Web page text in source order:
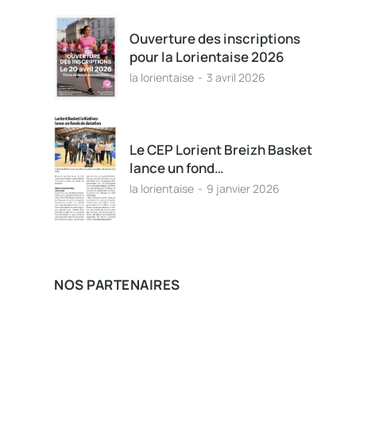
Ouverture des inscriptions
pour la Lorientaise 2026
la lorientaise 3 avril 2026
Le CEP Lorient Breizh Basket
lance un fond…
la lorientaise 9 janvier 2026
NOS PARTENAIRES